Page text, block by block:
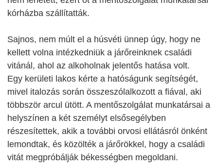
kórházba szállítatták.
Sajnos, nem múlt el a húsvéti ünnep úgy, hogy ne
kellett volna intézkedniük a járőreinknek családi
vitánál, ahol az alkoholnak jelentős hatása volt.
Egy kerületi lakos kérte a hatóságunk segítségét,
mivel italozás során összeszólalkozott a fiával, aki
többször arcul ütött. A mentőszolgálat munkatársai a
helyszínen a két személyt elsősegélyben
részesítettek, akik a további orvosi ellátásról önként
lemondtak, és közölték a járőrökkel, hogy a családi
vitát megpróbálják békességben megoldani.